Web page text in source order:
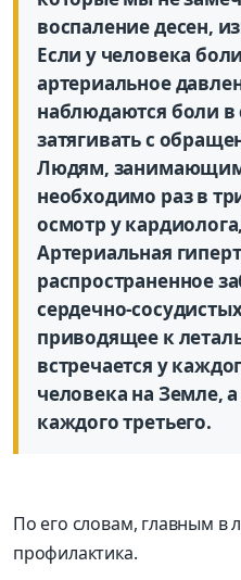
воспаление десен,
Если у человека
артериальное
наблюдаются боли в
затягивать с
Людям,
необходимо раз в
осмотр у
Артериальная
распространенное
сердечно-
приводящее к
встречается у
человека на Земле,
каждого третьего.
По его словам, главным в
профилактика.